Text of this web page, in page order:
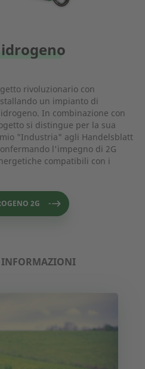
rivoluzionario con
un impianto di
In combinazione con
si distingue per la sua
"Industria" agli Handelsblatt
l'impegno di 2G
compatibili con i
2G
INFORMAZIONI